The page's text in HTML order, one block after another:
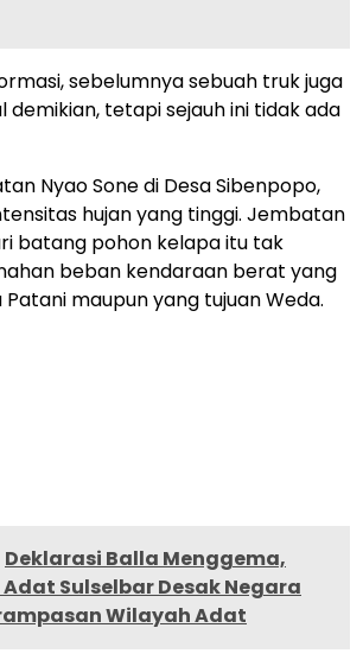
sebelumnya sebuah truk juga
demikian, tetapi sejauh ini tidak ada
Nyao Sone di Desa Sibenpopo,
hujan yang tinggi. Jembatan
batang pohon kelapa itu tak
beban kendaraan berat yang
maupun yang tujuan Weda.
Deklarasi Balla Menggema,
Sulselbar Desak Negara
Wilayah Adat